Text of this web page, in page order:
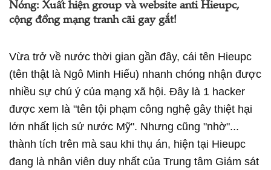
Nóng: Xuất hiện group và website anti Hieupc,
cộng đồng mạng tranh cãi gay gắt!
Vừa trở về nước thời gian gần đây, cái tên Hieupc
(tên thật là Ngô Minh Hiếu) nhanh chóng nhận được
nhiều sự chú ý của mạng xã hội. Đây là 1 hacker
được xem là "tên tội phạm công nghệ gây thiệt hại
lớn nhất lịch sử nước Mỹ". Nhưng cũng "nhờ"...
thành tích trên mà sau khi thụ án, hiện tại Hieupc
đang là nhân viên duy nhất của Trung tâm Giám sát